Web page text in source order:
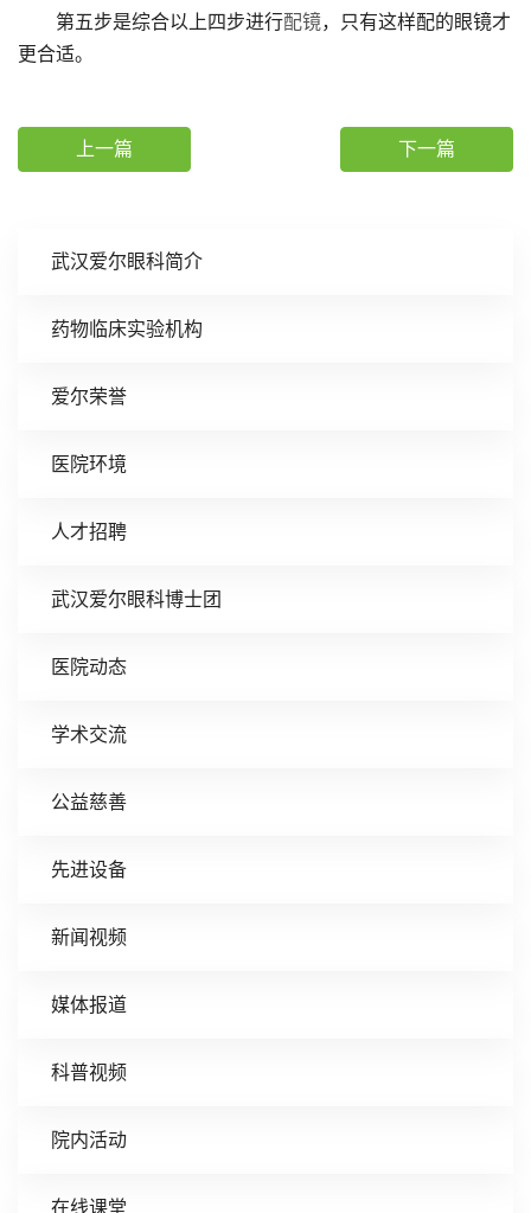
武汉爱尔眼科简介
药物临床实验机构
爱尔荣誉
医院环境
人才招聘
武汉爱尔眼科博士团
医院动态
学术交流
公益慈善
先进设备
新闻视频
媒体报道
科普视频
院内活动
在线课堂
第五步是综合以上四步进行配镜，只有这样配的眼镜才
更合适。
上一篇 下一篇